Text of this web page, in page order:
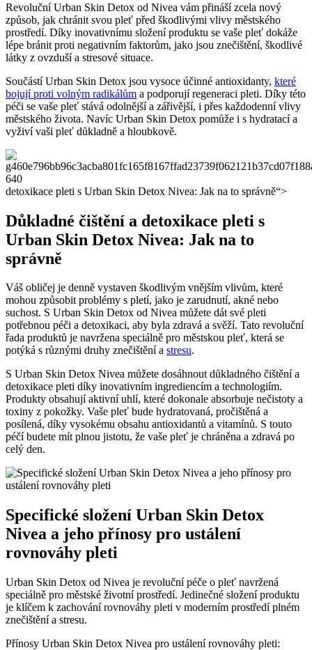
Revoluční Urban Skin Detox od Nivea vám přináší zcela nový
způsob, jak chránit svou pleť před škodlivými vlivy městského
prostředí. Díky inovativnímu složení produktu se vaše pleť dokáže
lépe bránit proti negativním faktorům, jako jsou znečištění, škodlivé
látky z ovzduší a stresové situace.
Součástí Urban Skin Detox jsou vysoce účinné antioxidanty, které
bojují proti volným radikálům a podporují regeneraci pleti. Díky této
péči se vaše pleť stává odolnější a zářivější, i přes každodenní vlivy
městského života. Navíc Urban Skin Detox pomůže i s hydratací a
vyživí vaši pleť důkladně a hloubkově.
detoxikace pleti s Urban Skin Detox Nivea: Jak na to správně“>
Důkladné čištění a detoxikace pleti s
Urban Skin Detox Nivea: Jak na to
správně
Váš obličej je denně vystaven škodlivým vnějším vlivům, které
mohou způsobit problémy s pletí, jako je zarudnutí, akné nebo
suchost. S Urban Skin Detox od Nivea můžete dát své pleti
potřebnou péči a detoxikaci, aby byla zdravá a svěží. Tato revoluční
řada produktů je navržena speciálně pro městskou pleť, která se
potýká s různými druhy znečištění a stresu.
S Urban Skin Detox Nivea můžete dosáhnout důkladného čištění a
detoxikace pleti díky inovativním ingrediencím a technologiím.
Produkty obsahují aktivní uhlí, které dokonale absorbuje nečistoty a
toxiny z pokožky. Vaše pleť bude hydratovaná, pročištěná a
posílená, díky vysokému obsahu antioxidantů a vitamínů. S touto
péčí budete mít plnou jistotu, že vaše pleť je chráněna a zdravá po
celý den.
Specifické složení Urban Skin Detox
Nivea a jeho přínosy pro ustálení
rovnováhy pleti
Urban Skin Detox od Nivea je revoluční péče o pleť navržená
speciálně pro městské životní prostředí. Jedinečné složení produktu
je klíčem k zachování rovnováhy pleti v moderním prostředí plném
znečištění a stresu.
Přínosy Urban Skin Detox Nivea pro ustálení rovnováhy pleti: